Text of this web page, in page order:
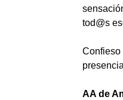
tod@s
AA de